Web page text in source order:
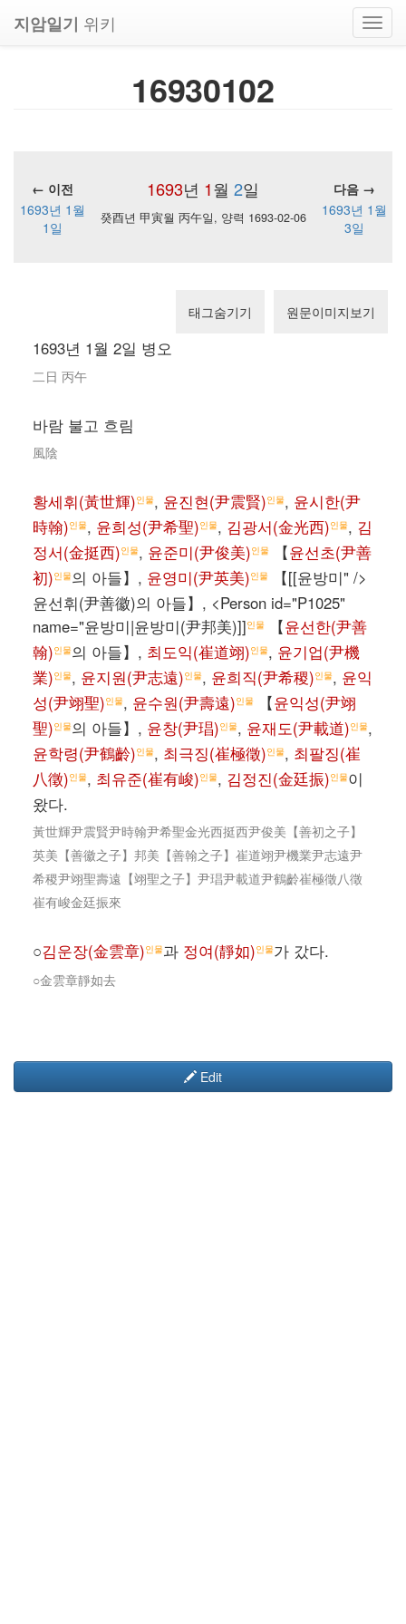
지암일기 위키
16930102
1693년 1월 2일
← 이전
다음 →
1693년 1월
1일
癸酉년 甲寅월 丙午일, 양력 1693-02-06
1693년 1월
3일
태그숨기기 원문이미지보기
1693년 1월 2일 병오
二日 丙午
바람 불고 흐림
風陰
황세휘(黃世輝)인물, 윤진현(尹震賢)인물, 윤시한(尹
時翰)인물, 윤희성(尹希聖)인물, 김광서(金光西)인물, 김
정서(金挺西)인물, 윤준미(尹俊美)인물 【윤선초(尹善
初)인물의 아들】, 윤영미(尹英美)인물
【[[윤방미" />
윤선휘(尹善徽)의 아들】, <Person id="P1025"
name="윤방미|윤방미(尹邦美)]]인물 【윤선한(尹善
翰)인물의 아들】, 최도익(崔道翊)인물, 윤기업(尹機
業)인물, 윤지원(尹志遠)인물, 윤희직(尹希稷)인물, 윤익
성(尹翊聖)인물, 윤수원(尹壽遠)인물 【윤익성(尹翊
聖)인물의 아들】, 윤창(尹琩)인물, 윤재도(尹載道)인물,
윤학령(尹鶴齡)인물, 최극징(崔極徵)인물, 최팔징(崔
八徵)인물, 최유준(崔有峻)인물, 김정진(金廷振)인물이
왔다.
黃世輝尹震賢尹時翰尹希聖金光西挺西尹俊美【善初之子】
英美【善徽之子】邦美【善翰之子】崔道翊尹機業尹志遠尹
希稷尹翊聖壽遠【翊聖之子】尹琩尹載道尹鶴齡崔極徵八徵
崔有峻金廷振來
○김운장(金雲章)인물과 정여(靜如)인물가 갔다.
○金雲章靜如去
Edit